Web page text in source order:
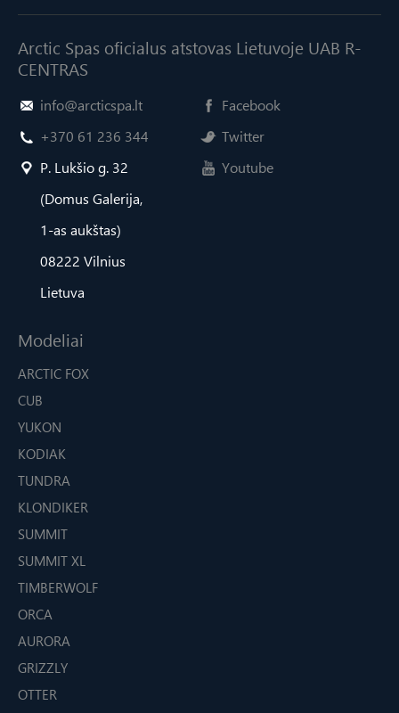
Arctic Spas oficialus atstovas Lietuvoje UAB R-
CENTRAS
info@arcticspa.lt
+370 61 236 344
P. Lukšio g. 32
(Domus Galerija,
1-as aukštas)
08222 Vilnius
Lietuva
Facebook
Twitter
Youtube
Modeliai
ARCTIC FOX
CUB
YUKON
KODIAK
TUNDRA
KLONDIKER
SUMMIT
SUMMIT XL
TIMBERWOLF
ORCA
AURORA
GRIZZLY
OTTER